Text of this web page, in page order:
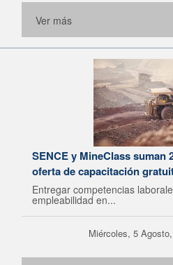
Ver más
SENCE y MineClass suman
oferta de capacitación
Entregar competencias
empleabilidad en...
Miércoles, 5